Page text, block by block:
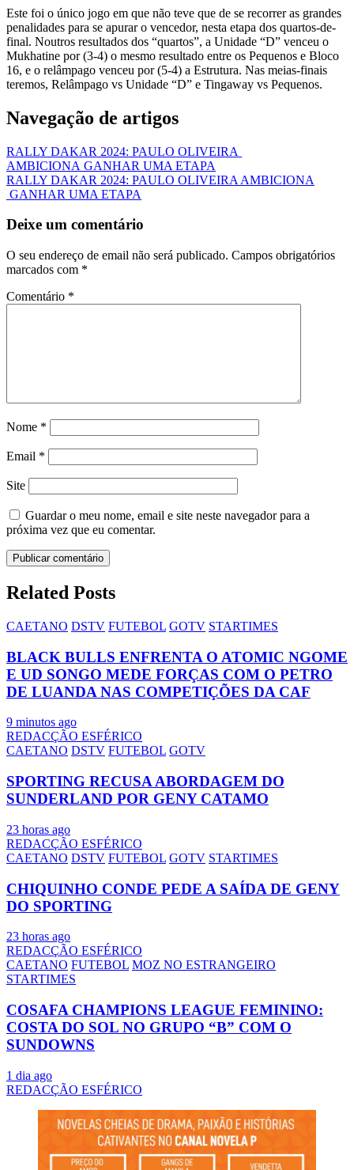
Este foi o único jogo em que não teve que de se recorrer as grandes
penalidades para se apurar o vencedor, nesta etapa dos quartos-de-
final. Noutros resultados dos “quartos”, a Unidade “D” venceu o
Mukhatine por (3-4) o mesmo resultado entre os Pequenos e Bloco
16, e o relâmpago venceu por (5-4) a Estrutura. Nas meias-finais
teremos, Relâmpago vs Unidade “D” e Tingaway vs Pequenos.
Navegação de artigos
RALLY DAKAR 2024: PAULO OLIVEIRA
AMBICIONA GANHAR UMA ETAPA
RALLY DAKAR 2024: PAULO OLIVEIRA AMBICIONA
GANHAR UMA ETAPA
Deixe um comentário
O seu endereço de email não será publicado. Campos obrigatórios
marcados com *
Comentário *
Nome *
Email *
Site
Guardar o meu nome, email e site neste navegador para a
próxima vez que eu comentar.
Related Posts
CAETANO DSTV FUTEBOL GOTV STARTIMES
BLACK BULLS ENFRENTA O ATOMIC NGOME
E UD SONGO MEDE FORÇAS COM O PETRO
DE LUANDA NAS COMPETIÇÕES DA CAF
9 minutos ago
REDACÇÃO ESFÉRICO
CAETANO DSTV FUTEBOL GOTV
SPORTING RECUSA ABORDAGEM DO
SUNDERLAND POR GENY CATAMO
23 horas ago
REDACÇÃO ESFÉRICO
CAETANO DSTV FUTEBOL GOTV STARTIMES
CHIQUINHO CONDE PEDE A SAÍDA DE GENY
DO SPORTING
23 horas ago
REDACÇÃO ESFÉRICO
CAETANO FUTEBOL MOZ NO ESTRANGEIRO
STARTIMES
COSAFA CHAMPIONS LEAGUE FEMININO:
COSTA DO SOL NO GRUPO “B” COM O
SUNDOWNS
1 dia ago
REDACÇÃO ESFÉRICO